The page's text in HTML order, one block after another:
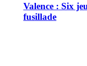
Valence : Six
fusillade